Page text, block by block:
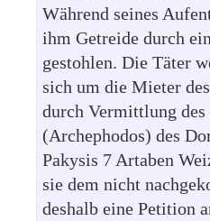
Während seines
ihm Getreide durch
gestohlen. Die Täter
sich um die Mieter
durch Vermittlung
(Archephodos) des
Pakysis 7 Artaben
sie dem nicht
deshalb eine Petition